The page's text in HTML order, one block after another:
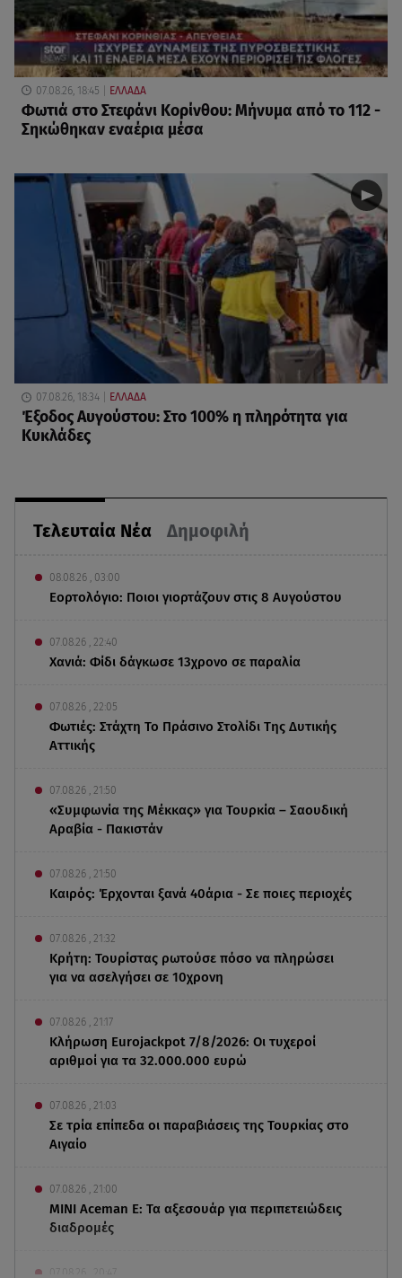
Τελευταία Νέα Δημοφιλή
08.08.26 , 03:00
Εορτολόγιο: Ποιοι γιορτάζουν στις 8 Αυγούστου
07.08.26 , 22:40
Χανιά: Φίδι δάγκωσε 13χρονο σε παραλία
07.08.26 , 22:05
Φωτιές: Στάχτη Το Πράσινο Στολίδι Της Δυτικής
Αττικής
07.08.26 , 21:50
«Συμφωνία της Μέκκας» για Τουρκία – Σαουδική
Αραβία - Πακιστάν
07.08.26 , 21:50
Καιρός: Έρχονται ξανά 40άρια - Σε ποιες περιοχές
07.08.26 , 21:32
Κρήτη: Τουρίστας ρωτούσε πόσο να πληρώσει
για να ασελγήσει σε 10χρονη
07.08.26 , 21:17
Κλήρωση Eurojackpot 7/8/2026: Οι τυχεροί
αριθμοί για τα 32.000.000 ευρώ
07.08.26 , 21:03
Σε τρία επίπεδα οι παραβιάσεις της Τουρκίας στο
Αιγαίο
07.08.26 , 21:00
MINI Aceman E: Τα αξεσουάρ για περιπετειώδεις
διαδρομές
07.08.26, 18:45 ΕΛΛΑΔΑ
Φωτιά στο Στεφάνι Κορίνθου: Μήνυμα από το 112 -
Σηκώθηκαν εναέρια μέσα
07.08.26, 18:34 ΕΛΛΑΔΑ
Έξοδος Αυγούστου: Στο 100% η πληρότητα για
Κυκλάδες